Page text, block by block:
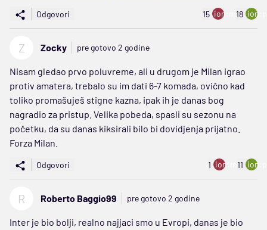
Odgovori 15 ion:minus
18
Z Zocky pre gotovo 2 godine
Nisam gledao prvo poluvreme, ali u drugom je Milan igrao
protiv amatera, trebalo su im dati 6-7 komada, ovično kad
toliko promašuješ stigne kazna, ipak ih je danas bog
nagradio za pristup. Velika pobeda, spasli su sezonu na
početku, da su danas kiksirali bilo bi dovidjenja prijatno.
Forza Milan.
Odgovori 1 ion:minus
11
R Roberto Baggio99 pre gotovo 2 godine
Inter je bio bolji, realno najjaci smo u Evropi, danas je bio